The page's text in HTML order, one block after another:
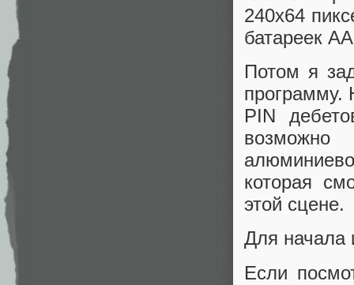
240x64
батареек
Потом я
программу.
PIN
возможно
которая
этой сцене.
Для начала
Если